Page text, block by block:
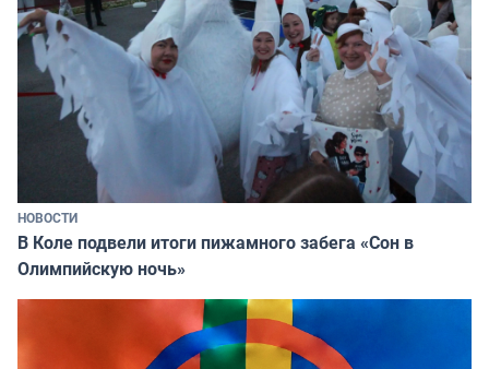
НОВОСТИ
В Коле подвели итоги пижамного забега «Сон в
Олимпийскую ночь»